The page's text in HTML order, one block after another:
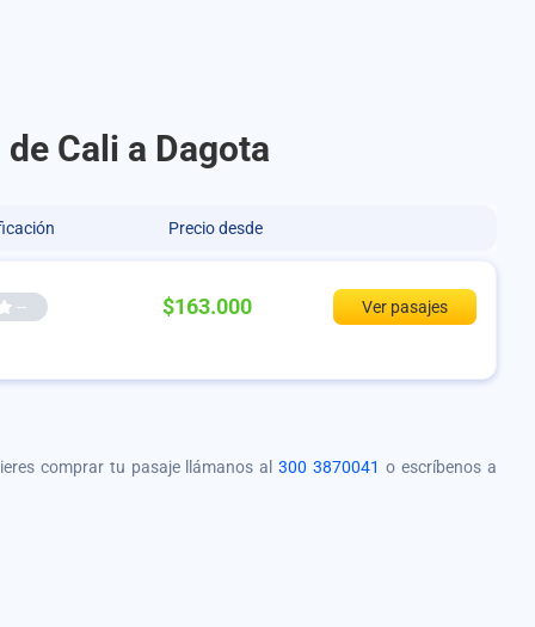
Cali a Dagota
Precio desde
-- $163.000 Ver pasajes
comprar tu pasaje llámanos al300 3870041 o escríbenos a